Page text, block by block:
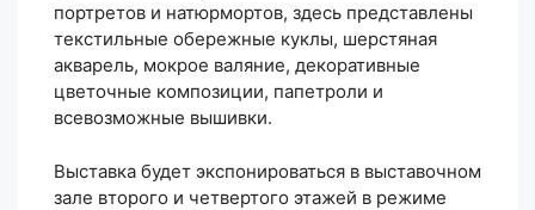
портретов и натюрмортов, здесь представлены
текстильные обережные куклы, шерстяная
акварель, мокрое валяние, декоративные
цветочные композиции, папетроли и
всевозможные вышивки.
Выставка будет экспонироваться в выставочном
зале второго и четвертого этажей в режиме